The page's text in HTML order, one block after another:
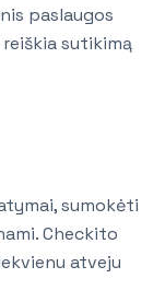
paslaugos
sutikimą
sumokėti
Checkito
atveju